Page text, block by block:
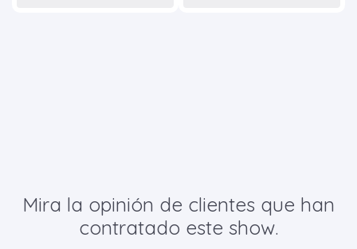
Mira la opinión de clientes que han
contratado este show.